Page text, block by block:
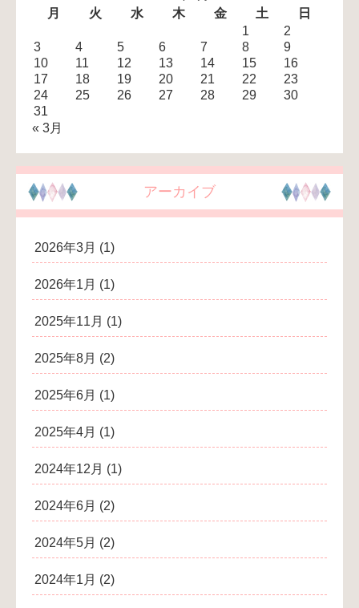
月
火 水 木 金 土
日
1
2
3
4 5 6 7 8
9
10
11 12 13 14 15
16
17
18 19 20 21 22
23
24
25 26 27 28 29
30
31
« 3月
アーカイブ
2026年3月 (1)
2026年1月 (1)
2025年11月 (1)
2025年8月 (2)
2025年6月 (1)
2025年4月 (1)
2024年12月 (1)
2024年6月 (2)
2024年5月 (2)
2024年1月 (2)